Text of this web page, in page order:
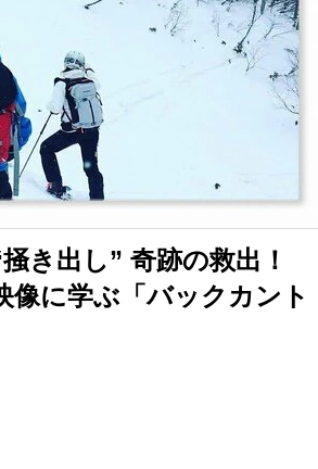
き出し” 奇跡の救出！
像に学ぶ「バックカント